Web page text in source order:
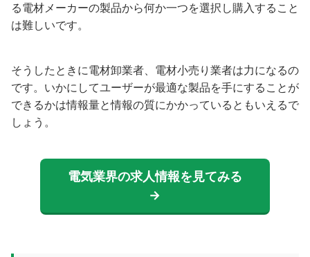
る電材メーカーの製品から何か一つを選択し購入すること
は難しいです。
そうしたときに電材卸業者、電材小売り業者は力になるの
です。いかにしてユーザーが最適な製品を手にすることが
できるかは情報量と情報の質にかかっているともいえるで
しょう。
電気業界の求人情報を見てみる
→